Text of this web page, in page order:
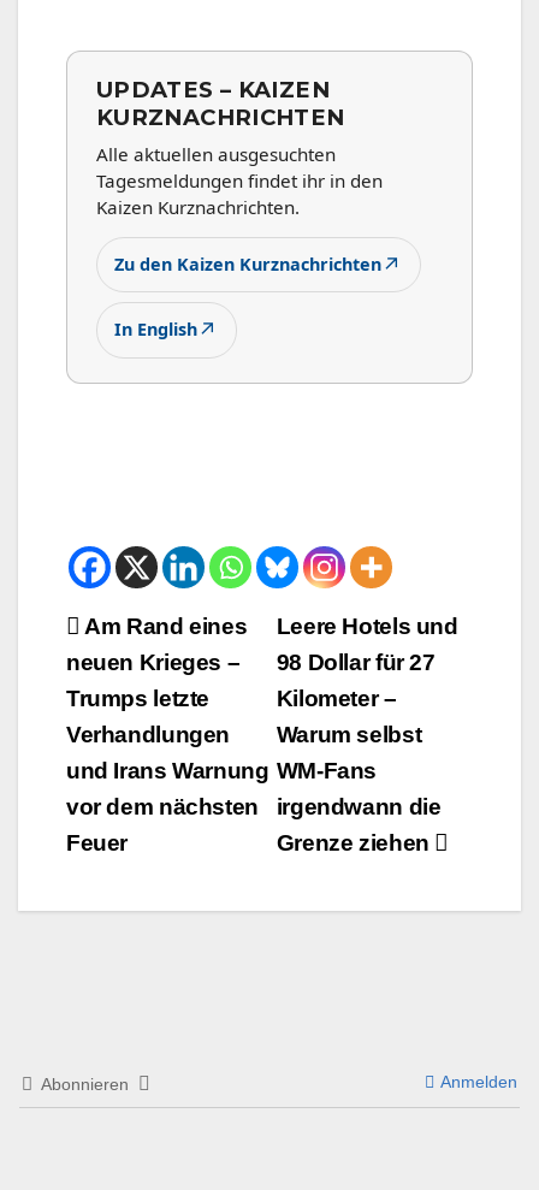
UPDATES – KAIZEN
KURZNACHRICHTEN
Alle aktuellen ausgesuchten
Tagesmeldungen findet ihr in den
Kaizen Kurznachrichten.
Zu den Kaizen Kurznachrichten↗
In English↗
Beitrags-
Navigation
Leere Hotels und
98 Dollar für 27
Kilometer –
Warum selbst
WM-Fans
irgendwann die
Grenze ziehen
Am Rand eines
neuen Krieges –
Trumps letzte
Verhandlungen
und Irans Warnung
vor dem nächsten
Feuer
Abonnieren Anmelden